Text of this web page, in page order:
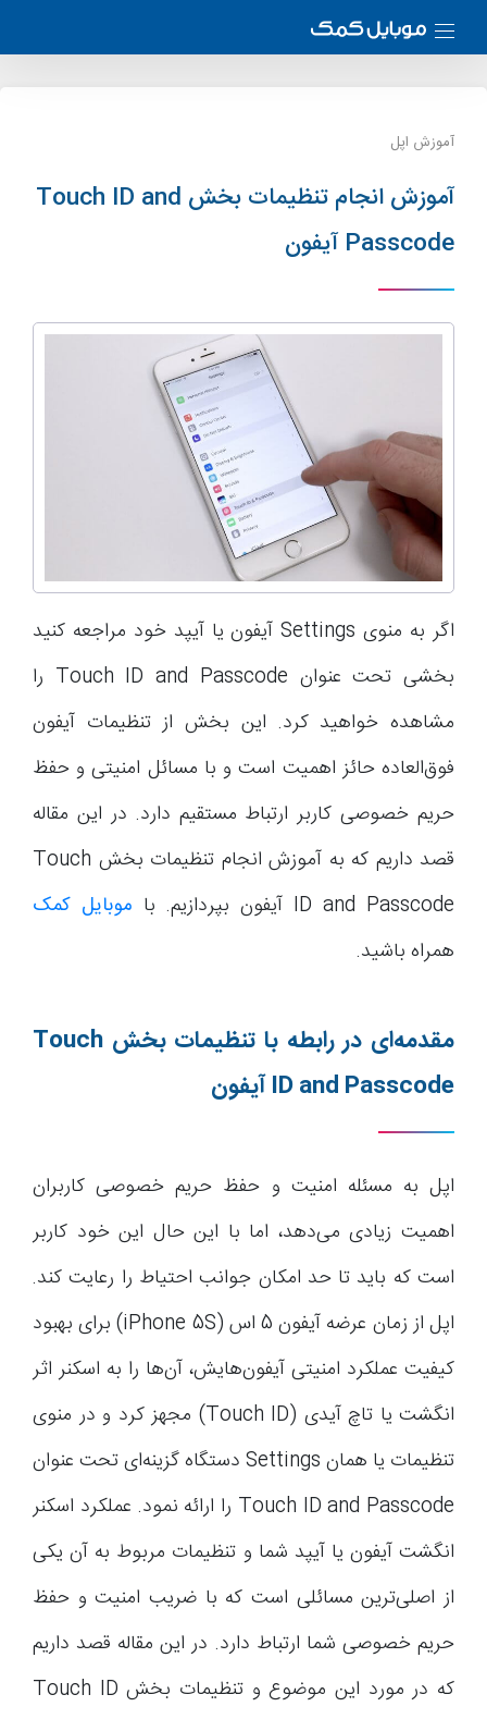
آموزش اپل
آموزش انجام تنظیمات بخش Touch ID and
Passcode آیفون
اگر به منوی Settings آیفون یا آیپد خود مراجعه کنید
بخشی تحت عنوان Touch ID and Passcode را
مشاهده خواهید کرد. این بخش از تنظیمات آیفون
فوق‌العاده حائز اهمیت است و با مسائل امنیتی و حفظ
حریم خصوصی کاربر ارتباط مستقیم دارد. در این مقاله
قصد داریم که به آموزش انجام تنظیمات بخش Touch
ID and Passcode آیفون بپردازیم. با
موبایل کمک
همراه باشید.
مقدمه‌ای در رابطه با تنظیمات بخش Touch
ID and Passcodeآیفون
اپل به مسئله امنیت و حفظ حریم خصوصی کاربران
اهمیت زیادی می‌دهد، اما با این حال این خود کاربر
است که باید تا حد امکان جوانب احتیاط را رعایت کند.
اپل از زمان عرضه آیفون 5 اس (iPhone 5S) برای بهبود
کیفیت عملکرد امنیتی آیفون‌هایش، آن‌ها را به اسکنر اثر
انگشت یا تاچ آیدی (Touch ID) مجهز کرد و در منوی
تنظیمات یا همان Settings دستگاه گزینه‌ای تحت عنوان
Touch ID and Passcode را ارائه نمود. عملکرد اسکنر
انگشت آیفون یا آیپد شما و تنظیمات مربوط به آن یکی
از اصلی‌ترین مسائلی است که با ضریب امنیت و حفظ
حریم خصوصی شما ارتباط دارد. در این مقاله قصد داریم
که در مورد این موضوع و تنظیمات بخش Touch ID